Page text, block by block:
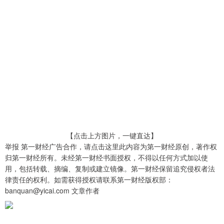
【点击上方图片，一键直达】
举报 第一财经广告合作，请点击这里此内容为第一财经原创，著作权
归第一财经所有。未经第一财经书面授权，不得以任何方式加以使
用，包括转载、摘编、复制或建立镜像。第一财经保留追究侵权者法
律责任的权利。如需获得授权请联系第一财经版权部：
banquan@yicai.com 文章作者